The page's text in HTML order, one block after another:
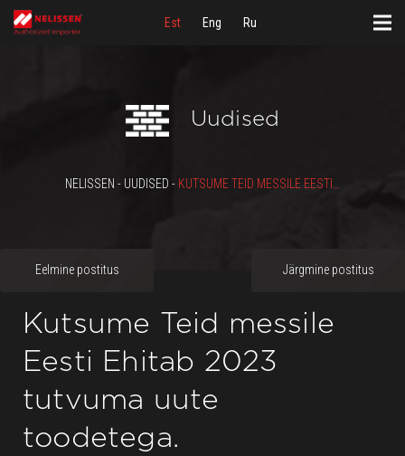
Est Eng Ru
Uudised
NELISSEN - UUDISED -
Eelmine postitus Järgmine postitus
Kutsume Teid messile
Eesti Ehitab 2023
tutvuma uute
toodetega.